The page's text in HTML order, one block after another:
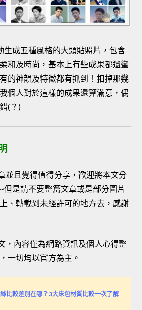
生成五種風格的大頭貼照片，包含
和及時尚，基本上有些成果都還蠻
的神韻及特徵都有抓到！扣掉那幾
個人對於這樣的成果還算滿意，偶
(？)
並且覺得值得分享，歡迎將本文分
但是請不要整篇文章或是部分圖片
、轉載到未經許可的地方去，感謝
，內容僅為網路資訊及個人心得整
一切均以官方為主。
比較差別在哪？3大床包材質比較一次了解